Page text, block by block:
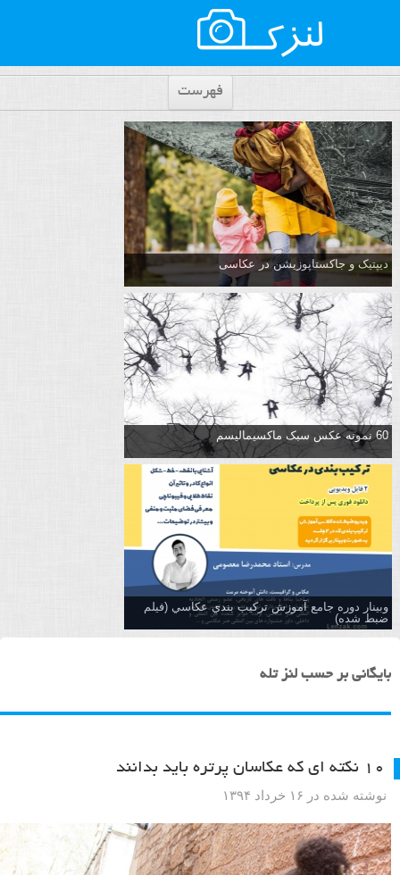
فهرست
دیپتیک و جاکستا‌پوزیشن در عکاسی
60 نمونه عکس سبک ماکسیمالیسم
وبینار دوره جامع آموزش تركيب بندي عكاسي (فیلم
ضبط شده)
بایگانی بر حسب لنز تله
۱۰ نکته ای که عکاسان پرتره باید بدانند
نوشته شده در ۱۶ خرداد ۱۳۹۴